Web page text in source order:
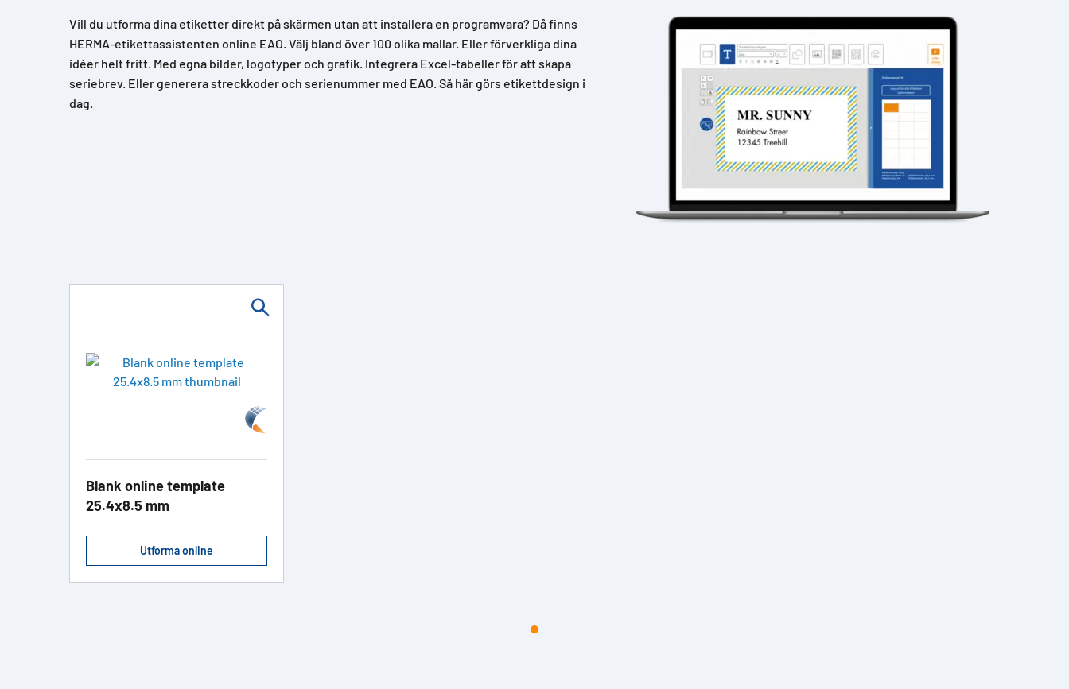
Vill du utforma dina etiketter direkt på skärmen utan att installera en programvara? Då finns
HERMA-etikettassistenten online EAO. Välj bland över 100 olika mallar. Eller förverkliga dina
idéer helt fritt. Med egna bilder, logotyper och grafik. Integrera Excel-tabeller för att skapa
seriebrev. Eller generera streckkoder och serienummer med EAO. Så här görs etikettdesign i
dag.
Blank online template
25.4x8.5 mm
Utforma online